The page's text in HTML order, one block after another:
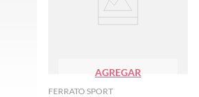
AGREGAR
FERRATO SPORT